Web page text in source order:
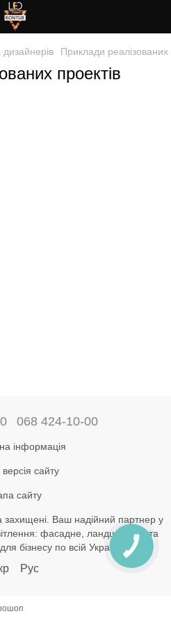
дизайнерів Приклади реалізованих
проектів
068 424-10-00
інформація
сайту
сайту
Ваш надійний партнер у
фасадне, ландшафтне та
бізнесу по всій Україні.
Рус